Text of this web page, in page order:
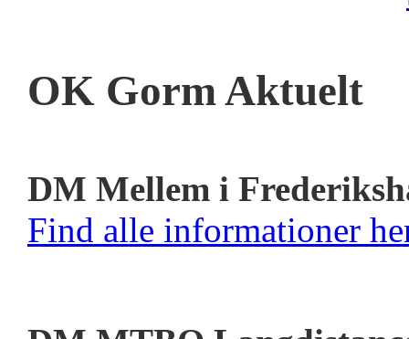
OK Gorm Aktuelt
DM Mellem i
Find alle informationer